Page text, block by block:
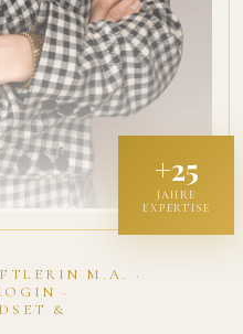
M.A. ·
·
&
+25
JAHRE
EXPERTISE